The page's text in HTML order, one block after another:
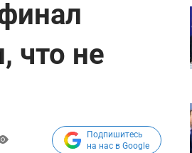
что не
Подпишитесь
на нас в Google